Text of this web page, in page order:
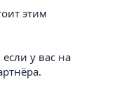
этим
у вас на